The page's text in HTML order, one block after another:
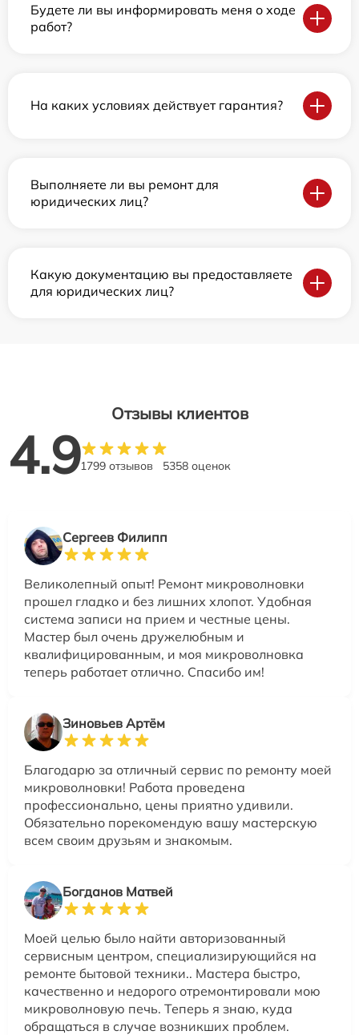
Будете ли вы информировать меня о ходе
работ?
На каких условиях действует гарантия?
Выполняете ли вы ремонт для
юридических лиц?
Какую документацию вы предоставляете
для юридических лиц?
Отзывы клиентов
4.91799 отзывов 5358 оценок
Сергеев Филипп
Великолепный опыт! Ремонт микроволновки
прошел гладко и без лишних хлопот. Удобная
система записи на прием и честные цены.
Мастер был очень дружелюбным и
квалифицированным, и моя микроволновка
теперь работает отлично. Спасибо им!
Зиновьев Артём
Благодарю за отличный сервис по ремонту моей
микроволновки! Работа проведена
профессионально, цены приятно удивили.
Обязательно порекомендую вашу мастерскую
всем своим друзьям и знакомым.
Богданов Матвей
Моей целью было найти авторизованный
сервисным центром, специализирующийся на
ремонте бытовой техники.. Мастера быстро,
качественно и недорого отремонтировали мою
микроволновую печь. Теперь я знаю, куда
обращаться в случае возникших проблем.